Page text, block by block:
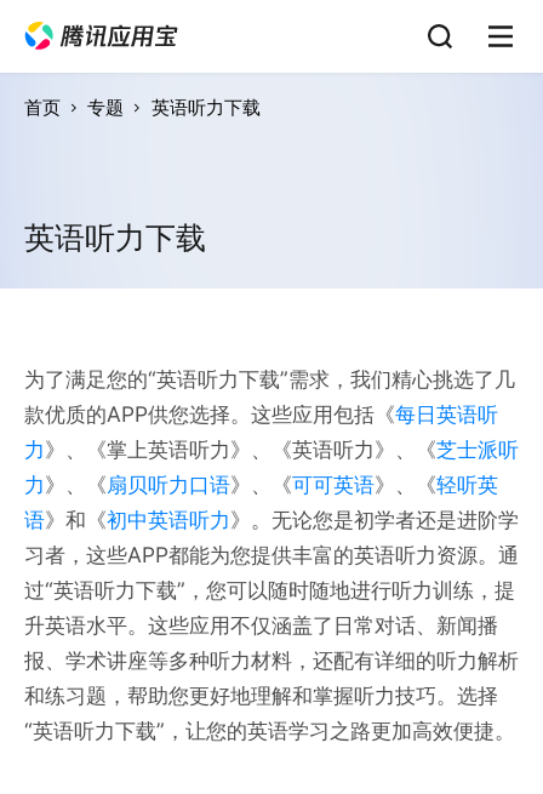
首页 专题 英语听力下载
英语听力下载
为了满足您的“英语听力下载”需求，我们精心挑选了几
款优质的APP供您选择。这些应用包括《每日英语听
力》、《掌上英语听力》、《英语听力》、《芝士派听
力》、《扇贝听力口语》、《可可英语》、《轻听英
语》和《初中英语听力》。无论您是初学者还是进阶学
习者，这些APP都能为您提供丰富的英语听力资源。通
过“英语听力下载”，您可以随时随地进行听力训练，提
升英语水平。这些应用不仅涵盖了日常对话、新闻播
报、学术讲座等多种听力材料，还配有详细的听力解析
和练习题，帮助您更好地理解和掌握听力技巧。选择
“英语听力下载”，让您的英语学习之路更加高效便捷。